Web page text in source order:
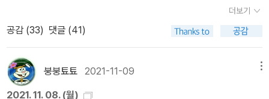
스를 느낄 정도의 반응을 끌어내는 것이라고 생각한다. 부조리를 보
여주고 관객의 반응은 각자에게 맡기는 것은 일류 작가가 아니다. 부
골몰해야만 하는 과제라고 생각한다. 그러나 대부분의 부조리극 작가
들은 이 점을 간과하고 있다. 결국 독자, 혹은 관객은 참을 수 없는 답
답함과 난해함의 바다에 빠져 산소가 부족한 듯한 상황에 내팽겨쳐진
케랄라를 배경으로 하는 이 작품은 한 집안에서 일어난 평범한 사건
들과 비극을 따라가고 있습니다. 특히 이란성 쌍둥이 에스타와 라헬
에 초점을 맞추어 전개되지요. <그곳은 평화롭겠지>는 쌍둥이 형제
(헹크와 헬머)의 갈등이 그려지고 <세상 끝 동물원>은 아우슈비츠
강제수용소에서 생체실험을 강요당한 쌍둥이 소녀의 눈을 통해 홀로
더보기
공감 (33) 댓글 (41)
붕붕툐툐 2021-11-09
2021. 11. 08. (월)